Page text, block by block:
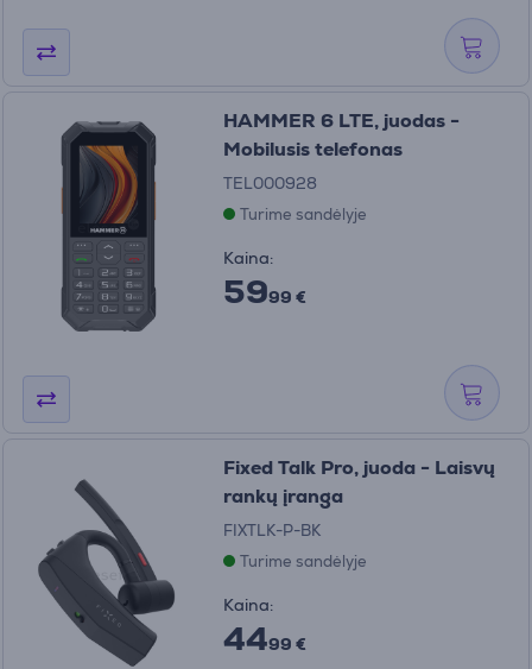
HAMMER 6 LTE, juodas -
Mobilusis telefonas
TEL000928
Turime sandėlyje
Kaina:
5999 €
Fixed Talk Pro, juoda - Laisvų
rankų įranga
FIXTLK-P-BK
Turime sandėlyje
Kaina:
4499 €